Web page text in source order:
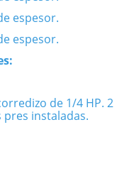
espesor.
espesor.
de 1/4 HP. 2
instaladas.